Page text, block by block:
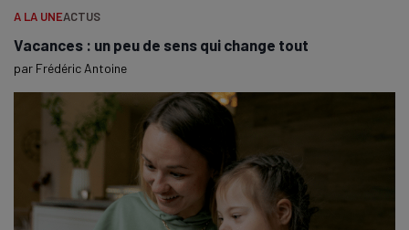
A LA UNEACTUS
Vacances : un peu de sens qui change tout
par Frédéric Antoine